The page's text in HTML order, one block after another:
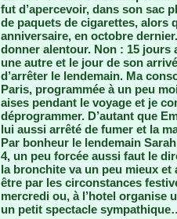
fut d’apercevoir, dans son sac
de paquets de cigarettes, alors
anniversaire, en octobre
donner alentour. Non : 15 jours
une autre et le jour de son
d’arrêter le lendemain. Ma
Paris, programmée à un peu
aises pendant le voyage et je
déprogrammer. D’autant que
lui aussi arrêté de fumer et la
Par bonheur le lendemain
4, un peu forcée aussi faut le
la bronchite va un peu mieux
être par les circonstances
mercredi ou, à l’hotel organise
un petit spectacle